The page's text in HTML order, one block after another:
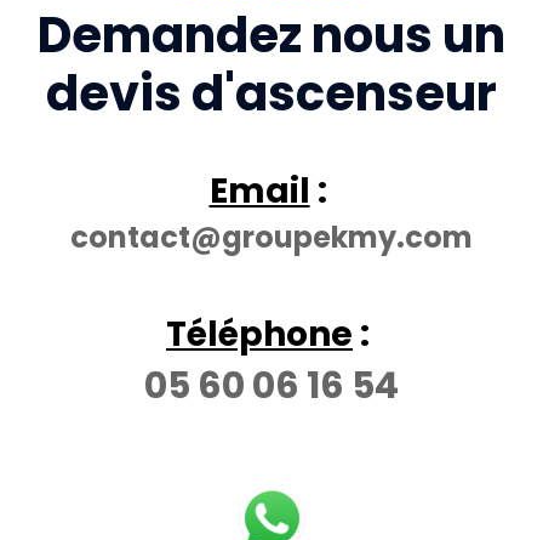
Demandez nous un
devis d'ascenseur
Email :
contact@groupekmy.com
Téléphone :
05 60 06 16 54